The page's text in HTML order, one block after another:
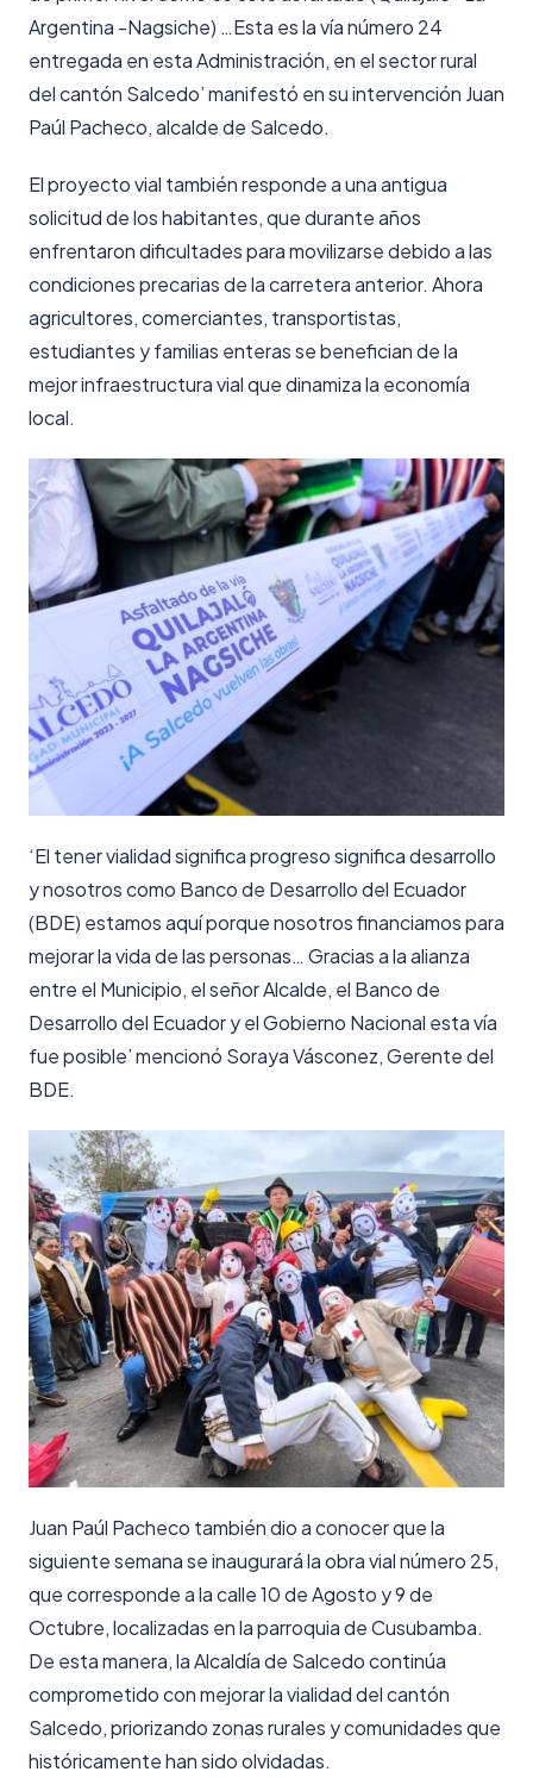
Argentina -Nagsiche) …Esta es la vía número 24
entregada en esta Administración, en el sector rural
del cantón Salcedo’ manifestó en su intervención Juan
Paúl Pacheco, alcalde de Salcedo.
El proyecto vial también responde a una antigua
solicitud de los habitantes, que durante años
enfrentaron dificultades para movilizarse debido a las
condiciones precarias de la carretera anterior. Ahora
agricultores, comerciantes, transportistas,
estudiantes y familias enteras se benefician de la
mejor infraestructura vial que dinamiza la economía
local.
‘El tener vialidad significa progreso significa desarrollo
y nosotros como Banco de Desarrollo del Ecuador
(BDE) estamos aquí porque nosotros financiamos para
mejorar la vida de las personas… Gracias a la alianza
entre el Municipio, el señor Alcalde, el Banco de
Desarrollo del Ecuador y el Gobierno Nacional esta vía
fue posible’ mencionó Soraya Vásconez, Gerente del
BDE.
Juan Paúl Pacheco también dio a conocer que la
siguiente semana se inaugurará la obra vial número 25,
que corresponde a la calle 10 de Agosto y 9 de
Octubre, localizadas en la parroquia de Cusubamba.
De esta manera, la Alcaldía de Salcedo continúa
comprometido con mejorar la vialidad del cantón
Salcedo, priorizando zonas rurales y comunidades que
históricamente han sido olvidadas.